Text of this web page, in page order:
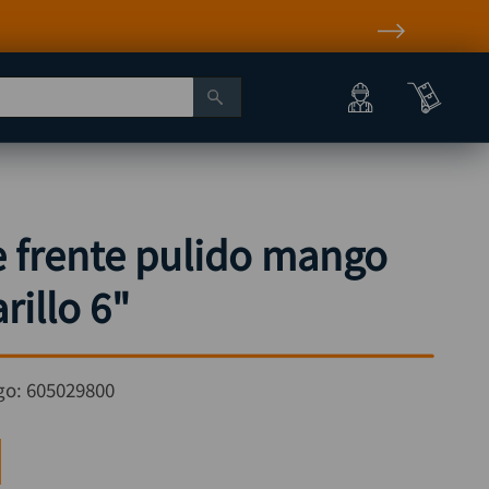
frente pulido mango
6"
605029800